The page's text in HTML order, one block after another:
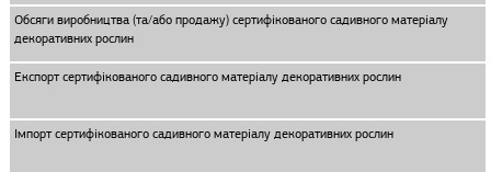
Обсяги виробництва (та/або продажу) сертифікованого садивного матеріалу
декоративних рослин
Експорт сертифікованого садивного матеріалу декоративних рослин
Імпорт сертифікованого садивного матеріалу декоративних рослин